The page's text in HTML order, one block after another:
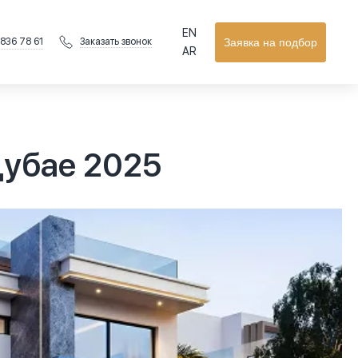
78 61 Заказать звонок Заявка на подбор
EN
AR
2025